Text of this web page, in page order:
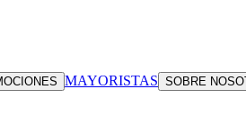
MAYORISTAS SOBRE